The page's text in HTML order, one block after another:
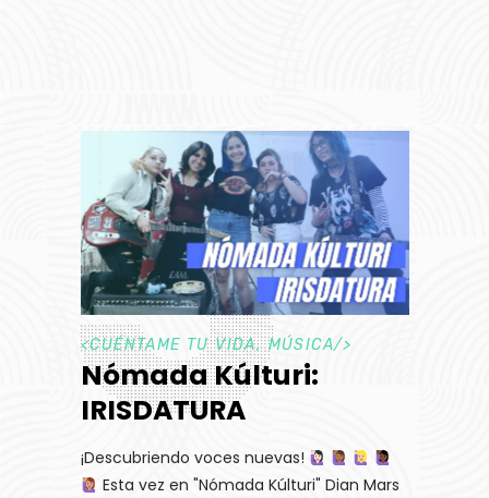
<CUÉNTAME TU VIDA,MÚSICA/>
Nómada Kúlturi:
IRISDATURA
¡Descubriendo voces nuevas!
Esta vez en "Nómada Kúlturi" Dian Mars